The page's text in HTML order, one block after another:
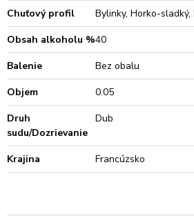
Chuťový profil
Bylinky, Horko-sladký,
Obsah alkoholu %40
Balenie
Bez obalu
Objem
0.05
Druh
sudu/Dozrievanie
Dub
Krajina Francúzsko